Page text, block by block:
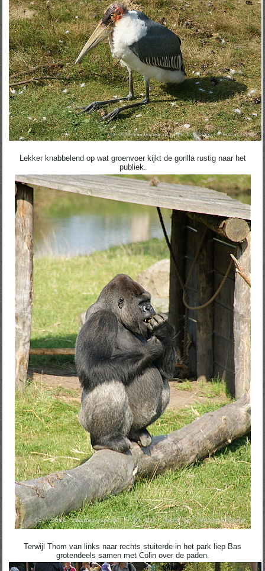
Lekker knabbelend op wat groenvoer kijkt de gorilla rustig naar het
publiek.
Terwijl Thom van links naar rechts stuiterde in het park liep Bas
grotendeels samen met Colin over de paden.